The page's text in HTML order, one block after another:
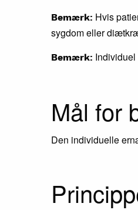
Bemærk: Hvis
sygdom eller
Bemærk:
Mål for
Den individuelle